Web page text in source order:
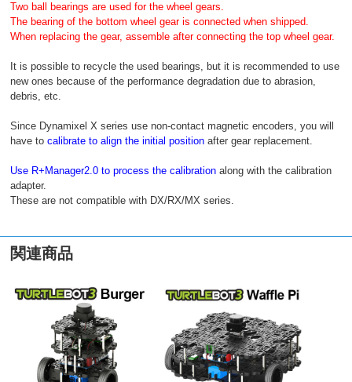
Two ball bearings are used for the wheel gears.
The bearing of the bottom wheel gear is connected when shipped.
When replacing the gear, assemble after connecting the top wheel gear.
It is possible to recycle the used bearings, but it is recommended to use
new ones because of the performance degradation due to abrasion,
debris, etc.
Since Dynamixel X series use non-contact magnetic encoders, you will
have to calibrate to align the initial position after gear replacement.
Use R+Manager2.0 to process the calibration along with the calibration
adapter.
These are not compatible with DX/RX/MX series.
関連商品